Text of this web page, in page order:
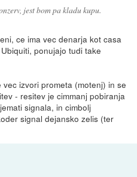
jest bom pa kladu kupu.
ce ima vec denarja kot casa
ponujajo tudi take
izvori prometa (motenj) in se
- resitev je cimmanj pobiranja
signala, in cimbolj
signal dejansko zelis (ter